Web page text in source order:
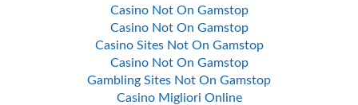
Casino Not On Gamstop
Casino Not On Gamstop
Casino Sites Not On Gamstop
Casino Not On Gamstop
Gambling Sites Not On Gamstop
Casino Migliori Online